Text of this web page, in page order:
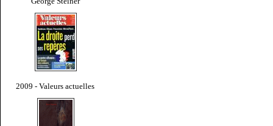
2009 - Valeurs actuelles